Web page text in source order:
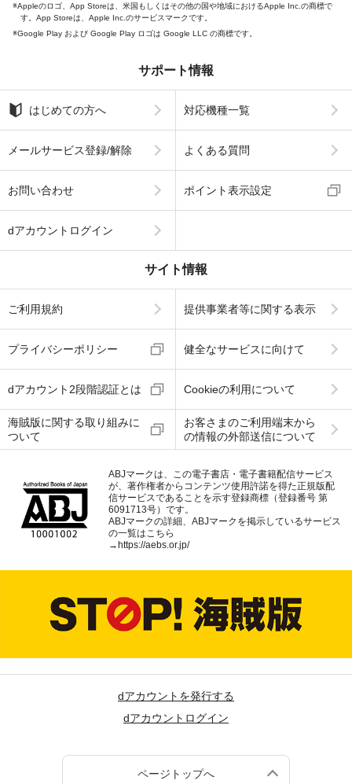
Appleのロゴ、App Storeは、米国もしくはその他の国や地域におけるApple Inc.の商標で
す。App Storeは、Apple Inc.のサービスマークです。
Google Play および Google Play ロゴは Google LLC の商標です。
サポート情報
はじめての方へ 対応機種一覧
メールサービス登録/解除 よくある質問
お問い合わせ ポイント表示設定
dアカウントログイン
サイト情報
ご利用規約 提供事業者等に関する表示
プライバシーポリシー 健全なサービスに向けて
dアカウント2段階認証とは Cookieの利用について
海賊版に関する取り組みに
ついて
お客さまのご利用端末から
の情報の外部送信について
ABJマークは、この電子書店・電子書籍配信サービス
が、著作権者からコンテンツ使用許諾を得た正規版配
信サービスであることを示す登録商標（登録番号 第
6091713号）です。
ABJマークの詳細、ABJマークを掲示しているサービス
の一覧はこちら
→https://aebs.or.jp/
dアカウントを発行する
dアカウントログイン
ページトップへ